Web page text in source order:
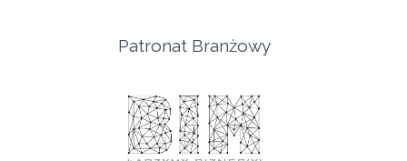
Patronat Branżowy